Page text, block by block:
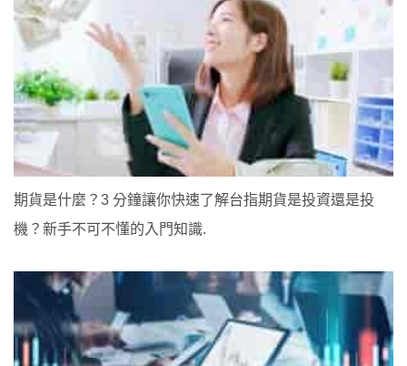
期貨是什麼？3 分鐘讓你快速了解台指期貨是投資還是投
機？新手不可不懂的入門知識.